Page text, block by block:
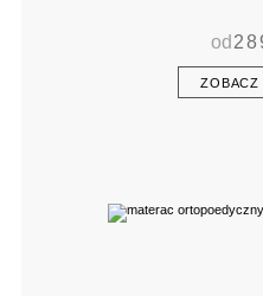
od
ZOBACZ